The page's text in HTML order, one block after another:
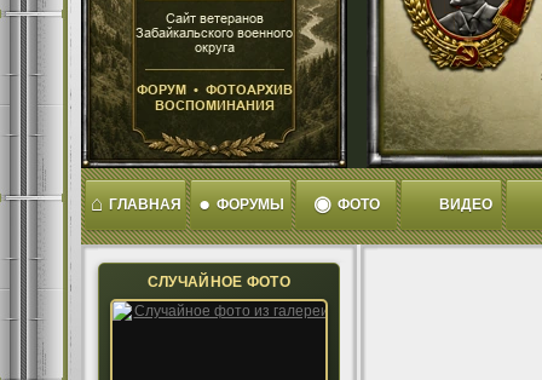
⌂ ГЛАВНАЯ ● ФОРУМЫ ◉ ФОТО ВИДЕО
СЛУЧАЙНОЕ ФОТО